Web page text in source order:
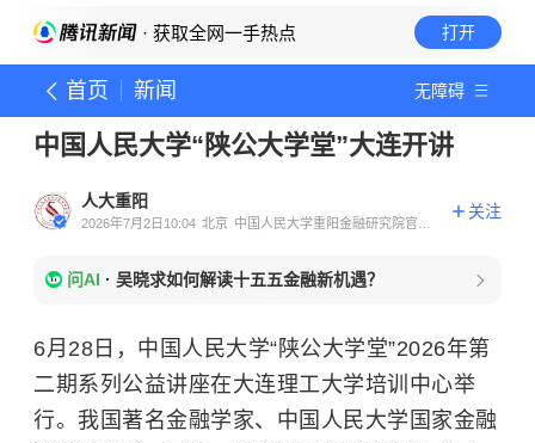
· 获取全网一手热点 打开
首页 新闻 无障碍
中国人民大学“陕公大学堂”大连开讲
人大重阳
2026年7月2日10:04 北京 中国人民大学重阳金融研究院官方
关注
问AI · 吴晓求如何解读十五五金融新机遇？
6月28日，中国人民大学“陕公大学堂”2026年第
二期系列公益讲座在大连理工大学培训中心举
行。我国著名金融学家、中国人民大学国家金融